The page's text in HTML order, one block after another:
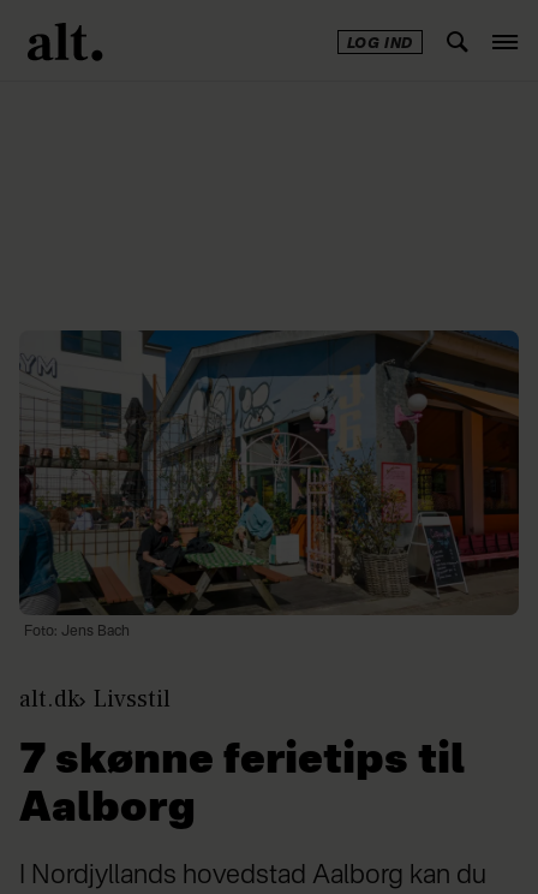
LOG IND
Foto: Jens Bach
alt.dk Livsstil
7 skønne ferietips til
Aalborg
I Nordjyllands hovedstad Aalborg kan du